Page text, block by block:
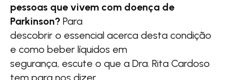
pessoas que vivem com doença de
Parkinson? Para
descobrir o essencial acerca desta condição
e como beber líquidos em
segurança, escute o que a Dra. Rita Cardoso
tem para nos dizer.